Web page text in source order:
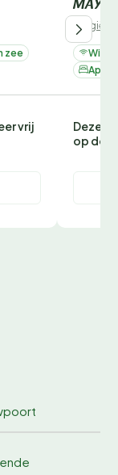
zee
vrij
MAYA
België
Wifi
Deze
op de